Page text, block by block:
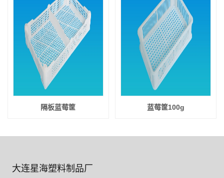
隔板蓝莓筐 蓝莓筐100g
大连星海塑料制品厂